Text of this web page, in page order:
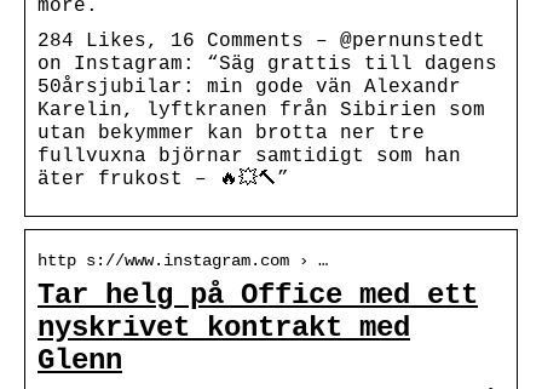
more.
284 Likes, 16 Comments – @pernunstedt
on Instagram: “Säg grattis till dagens
50årsjubilar: min gode vän Alexandr
Karelin, lyftkranen från Sibirien som
utan bekymmer kan brotta ner tre
fullvuxna björnar samtidigt som han
äter frukost – 🔥💥🔨”
http s://www.instagram.com › …
Tar helg på Office med ett
nyskrivet kontrakt med
Glenn